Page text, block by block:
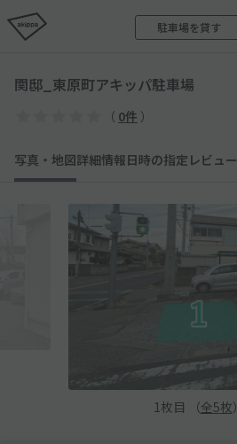
駐車場を貸す
関邸_東原町アキッパ駐車場
（ 0件 ）
写真・地図詳細情報日時の指定 レビュー
1枚目 （全5枚）